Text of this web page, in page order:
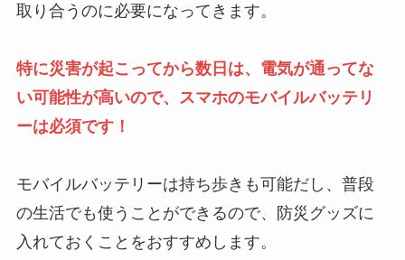
取り合うのに必要になってきます。
特に災害が起こってから数日は、電気が通ってな
い可能性が高いので、スマホのモバイルバッテリ
ーは必須です！
モバイルバッテリーは持ち歩きも可能だし、普段
の生活でも使うことができるので、防災グッズに
入れておくことをおすすめします。